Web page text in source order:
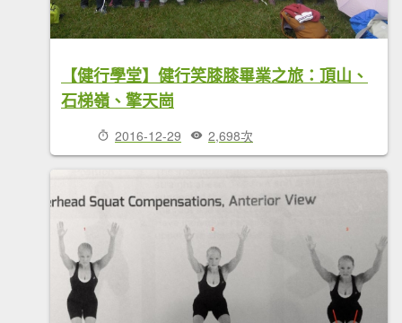
【健行學堂】健行笑膝膝畢業之旅：頂山、
石梯嶺、擎天崗
2016-12-29 2,698次